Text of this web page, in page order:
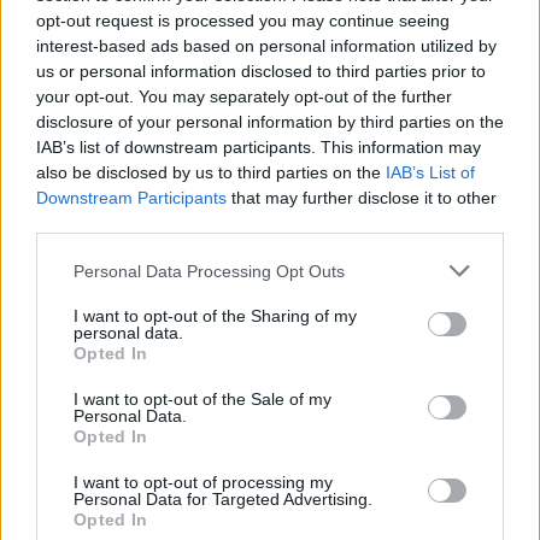
opt-out request is processed you may continue seeing
interest-based ads based on personal information utilized by
us or personal information disclosed to third parties prior to
your opt-out. You may separately opt-out of the further
disclosure of your personal information by third parties on the
IAB’s list of downstream participants. This information may
also be disclosed by us to third parties on the IAB’s List of
Downstream Participants that may further disclose it to other
Personal Data Processing Opt Outs
I want to opt-out of the Sharing of my
personal data.
Opted In
I want to opt-out of the Sale of my
Personal Data.
Opted In
I want to opt-out of processing my
Personal Data for Targeted Advertising.
Opted In
delen en beoordelen het spel met uw vriendenlijst, meer
speler betekent meer inkomsten voor de ontwikkelaar dus
help het groeien.
Zoeken op letters. Vul alle
letters van de puzzel in:
Zoeken
Selecteer uw puzzel:
Puzzel niet gevonden.
Hier kunt u uw antwoord zoeken op niveau nummer, maar
wij raden u aan de zoekopdracht op letters te gebruiken.
Kies uw level: